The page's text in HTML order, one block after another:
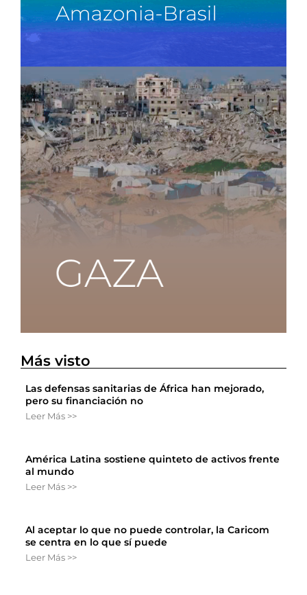
Más visto
Las defensas sanitarias de África han mejorado,
pero su financiación no
Leer Más >>
América Latina sostiene quinteto de activos frente
al mundo
Leer Más >>
Al aceptar lo que no puede controlar, la Caricom
se centra en lo que sí puede
Leer Más >>